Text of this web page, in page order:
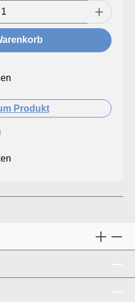
den gewünschten
Produkt